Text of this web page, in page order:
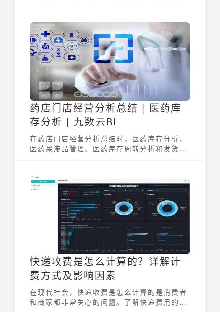
讲讲怎么进行excel筛选。
药店门店经营分析总结 | 医药库
存分析 | 九数云BI
在药店门店经营分析总结时，医药库存分析、
医药呆滞品管理、医药库存周转分析和发货分
快递收费是怎么计算的？详解计
费方式及影响因素
在现代社会，快递收费是怎么计算的是消费者
和商家都非常关心的问题。了解快递费用的构